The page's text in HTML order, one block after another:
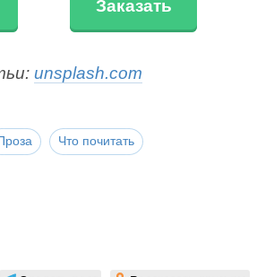
Заказать
unsplash.com
Что почитать